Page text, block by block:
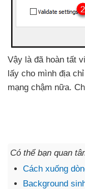
Vậy là đã hoàn tất
lấy cho mình địa
mạng chậm nữa.
Có thể bạn quan
Cách xuống
Background